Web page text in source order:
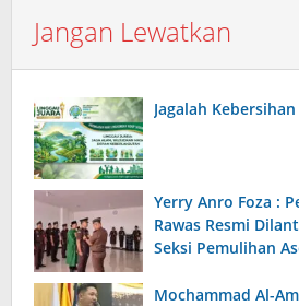
Jangan Lewatkan
Jagalah
Yerry Anro Foza :
Rawas Resmi
Seksi Pemulihan
Mochammad Al-